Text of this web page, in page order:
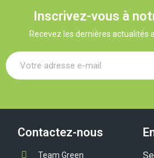
Inscrivez-vous à
Recevez les dernières actualités
Contactez-nous
Team Green